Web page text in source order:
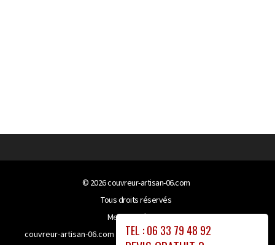
TEL : 06 33 79 48 92
© 2026couvreur-artisan-06.com
Tous droits réservés
Mentions légales
couvreur-artisan-06.com bénéficie de la technologie